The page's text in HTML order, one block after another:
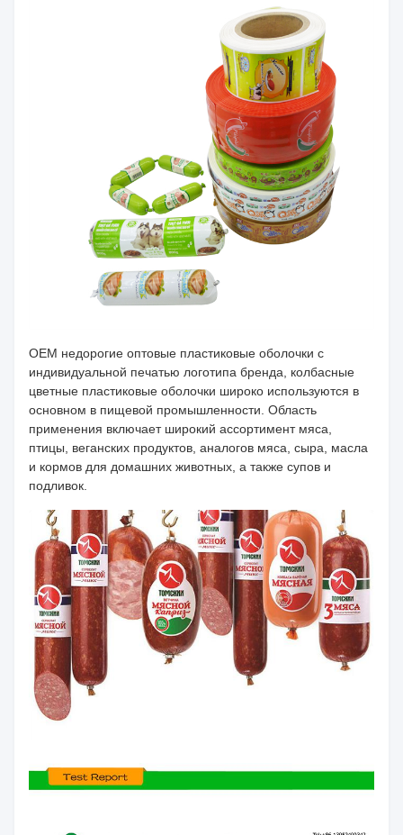
OEM недорогие оптовые пластиковые оболочки с
индивидуальной печатью логотипа бренда, колбасные
цветные пластиковые оболочки широко используются в
основном в пищевой промышленности. Область
применения включает широкий ассортимент мяса,
птицы, веганских продуктов, аналогов мяса, сыра, масла
и кормов для домашних животных, а также супов и
подливок.